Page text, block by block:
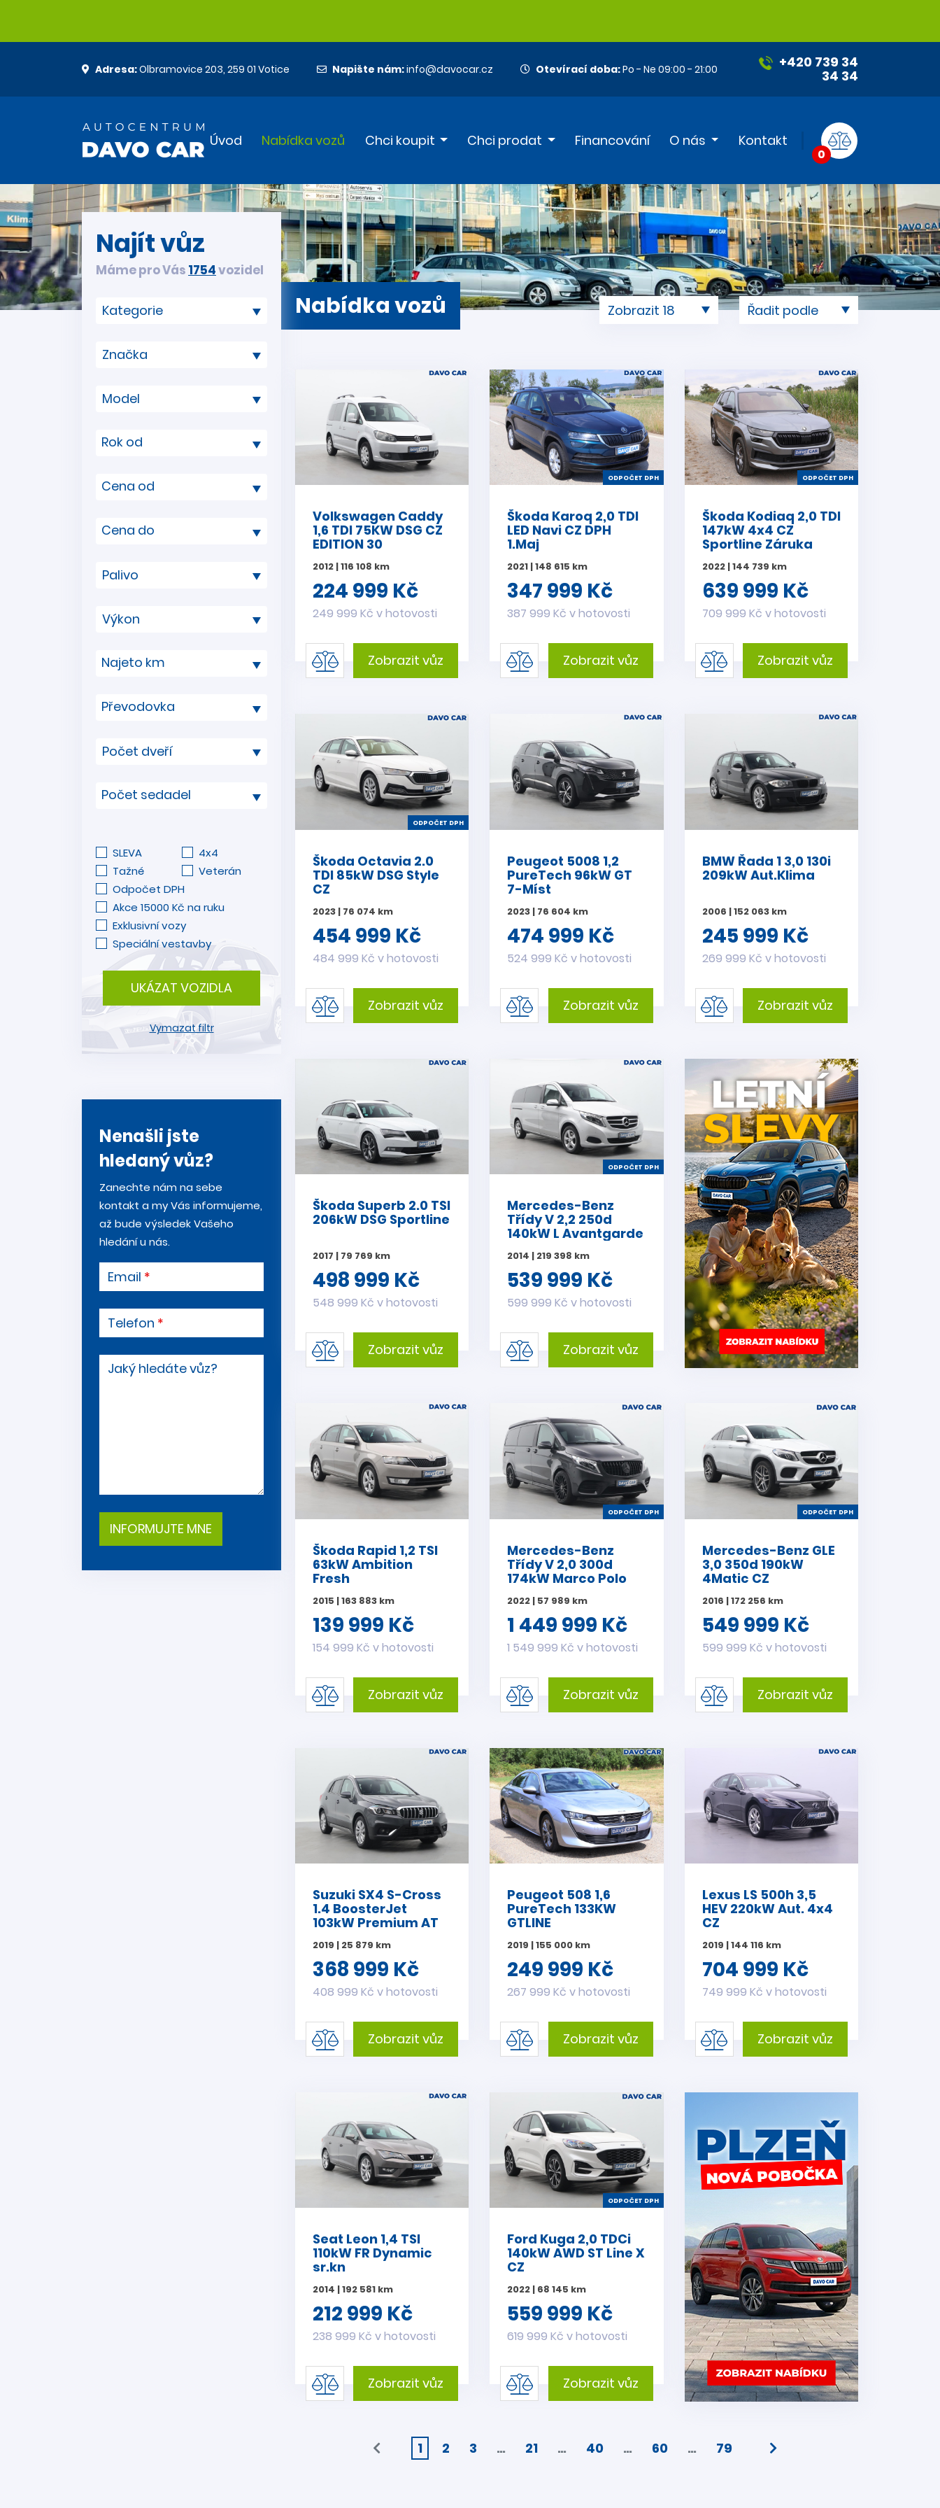
Adresa:Olbramovice 203, 259 01 Votice Napište nám:info@davocar.cz Otevírací doba:Po - Ne 09:00 - 21:00 +420 739 34
34 34
Úvod Nabídka vozů Chci koupit Chci prodat Financování O nás Kontakt
0
Nabídka vozů
Najít vůz
Máme pro Vás 1754vozidel
Rok od
Cena od
Cena do
Najeto km
Převodovka
Počet sedadel
SLEVA
4x4
Tažné
Veterán
Odpočet DPH
Akce 15000 Kč na ruku
Exklusivní vozy
Speciální vestavby
UKÁZAT VOZIDLA
Vymazat filtr
Nenašli jste
hledaný vůz?
Zanechte nám na sebe
kontakt a my Vás informujeme,
až bude výsledek Vašeho
hledání u nás.
Email
Telefon
Jaký hledáte vůz?
Volkswagen Caddy
1,6 TDI 75KW DSG CZ
EDITION 30
2012 | 116 108 km
224 999 Kč
249 999 Kč v hotovosti
Zobrazit vůz
ODPOČET DPH
Škoda Karoq 2,0 TDI
LED Navi CZ DPH
1.Maj
2021 | 148 615 km
347 999 Kč
387 999 Kč v hotovosti
Zobrazit vůz
ODPOČET DPH
Škoda Kodiaq 2,0 TDI
147kW 4x4 CZ
Sportline Záruka
2022 | 144 739 km
639 999 Kč
709 999 Kč v hotovosti
Zobrazit vůz
ODPOČET DPH
Škoda Octavia 2.0
TDI 85kW DSG Style
CZ
2023 | 76 074 km
454 999 Kč
484 999 Kč v hotovosti
Zobrazit vůz
Peugeot 5008 1,2
PureTech 96kW GT
7-Míst
2023 | 76 604 km
474 999 Kč
524 999 Kč v hotovosti
Zobrazit vůz
BMW Řada 1 3,0 130i
209kW Aut.Klima
2006 | 152 063 km
245 999 Kč
269 999 Kč v hotovosti
Zobrazit vůz
Škoda Superb 2.0 TSI
206kW DSG Sportline
2017 | 79 769 km
498 999 Kč
548 999 Kč v hotovosti
Zobrazit vůz
ODPOČET DPH
Mercedes-Benz
Třídy V 2,2 250d
140kW L Avantgarde
2014 | 219 398 km
539 999 Kč
599 999 Kč v hotovosti
Zobrazit vůz
Škoda Rapid 1,2 TSI
63kW Ambition
Fresh
2015 | 163 883 km
139 999 Kč
154 999 Kč v hotovosti
Zobrazit vůz
ODPOČET DPH
Mercedes-Benz
Třídy V 2,0 300d
174kW Marco Polo
2022 | 57 989 km
1 449 999 Kč
1 549 999 Kč v hotovosti
Zobrazit vůz
ODPOČET DPH
Mercedes-Benz GLE
3,0 350d 190kW
4Matic CZ
2016 | 172 256 km
549 999 Kč
599 999 Kč v hotovosti
Zobrazit vůz
Suzuki SX4 S-Cross
1.4 BoosterJet
103kW Premium AT
2019 | 25 879 km
368 999 Kč
408 999 Kč v hotovosti
Zobrazit vůz
Peugeot 508 1,6
PureTech 133KW
GTLINE
2019 | 155 000 km
249 999 Kč
267 999 Kč v hotovosti
Zobrazit vůz
Lexus LS 500h 3,5
HEV 220kW Aut. 4x4
CZ
2019 | 144 116 km
704 999 Kč
749 999 Kč v hotovosti
Zobrazit vůz
Seat Leon 1,4 TSI
110kW FR Dynamic
sr.kn
2014 | 192 581 km
212 999 Kč
238 999 Kč v hotovosti
Zobrazit vůz
ODPOČET DPH
Ford Kuga 2,0 TDCi
140kW AWD ST Line X
CZ
2022 | 68 145 km
559 999 Kč
619 999 Kč v hotovosti
Zobrazit vůz
1 2 3 … 21 … 40 … 60 … 79